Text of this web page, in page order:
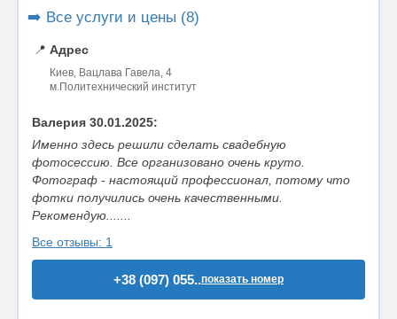
➡️ Все услуги и цены (8)
📍 Адрес
Киев, Вацлава Гавела, 4
м.Политехнический институт
Валерия 30.01.2025:
Именно здесь решили сделать свадебную
фотосессию. Все организовано очень круто.
Фотограф - настоящий профессионал, потому что
фотки получились очень качественными.
Рекомендую.......
Все отзывы: 1
+38 (097) 055..показать номер